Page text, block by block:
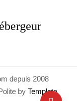
depuis 2008
by Template